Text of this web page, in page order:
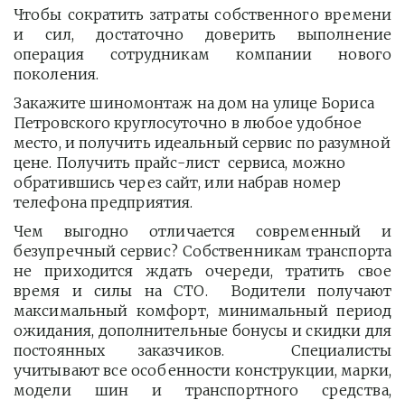
Чтобы сократить затраты собственного времени
и сил, достаточно доверить выполнение
операция сотрудникам компании нового
поколения.
Закажите шиномонтаж на дом на улице Бориса
Петровского круглосуточно в любое удобное
место, и получить идеальный сервис по разумной
цене. Получить прайс-лист  сервиса, можно
обратившись через сайт, или набрав номер
телефона предприятия.
Чем выгодно отличается современный и
безупречный сервис? Собственникам транспорта
не приходится ждать очереди, тратить свое
время и силы на СТО. Водители получают
максимальный комфорт, минимальный период
ожидания, дополнительные бонусы и скидки для
постоянных заказчиков. Специалисты
учитывают все особенности конструкции, марки,
модели шин и транспортного средства,